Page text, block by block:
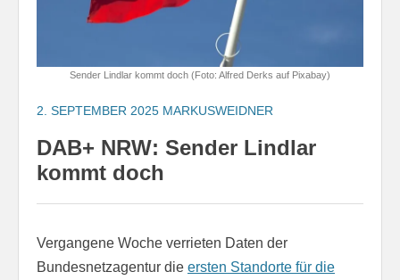
Sender Lindlar kommt doch (Foto: Alfred Derks auf Pixabay)
2. SEPTEMBER 2025 MARKUSWEIDNER
DAB+ NRW: Sender Lindlar
kommt doch
Vergangene Woche verrieten Daten der
Bundesnetzagentur die ersten Standorte für die